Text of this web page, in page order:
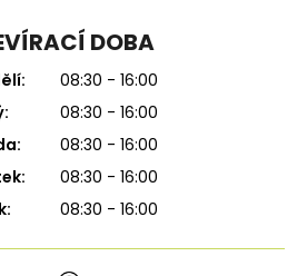
DOBA
08:30 - 16:00
08:30 - 16:00
08:30 - 16:00
08:30 - 16:00
08:30 - 16:00